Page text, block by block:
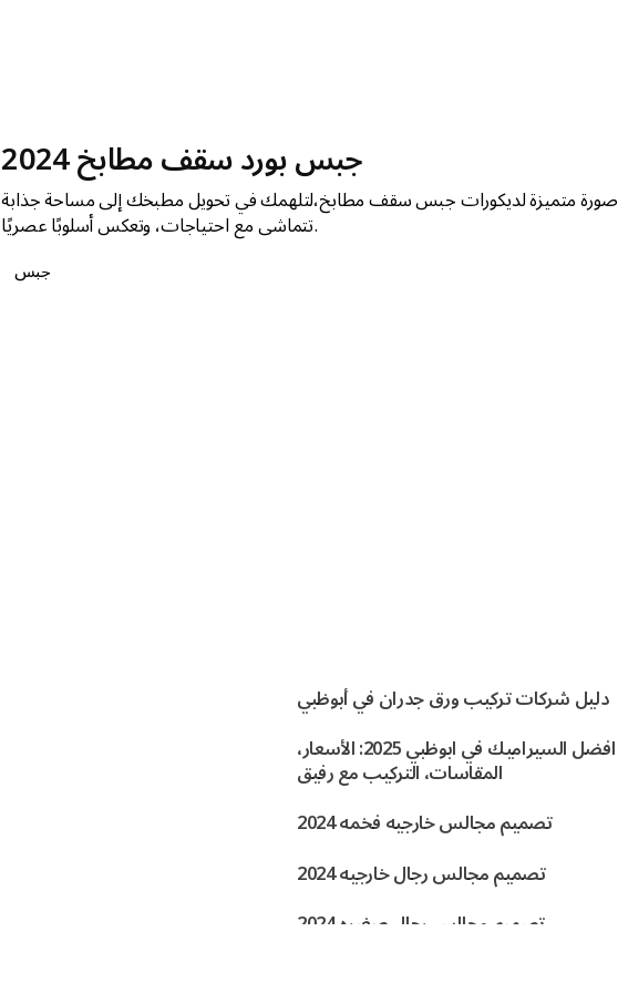
جبس بورد سقف مطابخ 2024
في هذا المقال، نستعرض 25 صورة متميزة لديكورات جبس سقف مطابخ،لتلهمك في تحويل مطبخك إلى مساحة جذابة
تتماشى مع احتياجات، وتعكس أسلوبًا عصريًا.
جبس
دليل شركات تركيب ورق جدران في أبوظبي
افضل السيراميك في ابوظبي 2025: الأسعار،
المقاسات، التركيب مع رفيق
تصميم مجالس خارجيه فخمه 2024
تصميم مجالس رجال خارجيه 2024
تصميم مجالس رجال صغيره 2024